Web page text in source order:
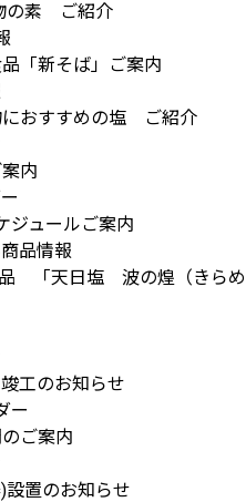
の素 ご紹介
「新そば」ご案内
おすすめの塩 ご紹介
内
ュールご案内
品情報
「天日塩 波の煌（きら
工のお知らせ
ー
ご案内
設置のお知らせ